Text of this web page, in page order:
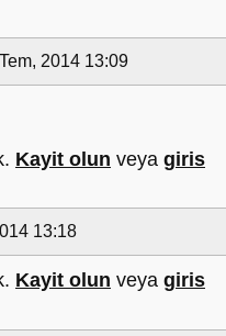
2014 13:09
Kayit olun veya giris
13:18
Kayit olun veya giris